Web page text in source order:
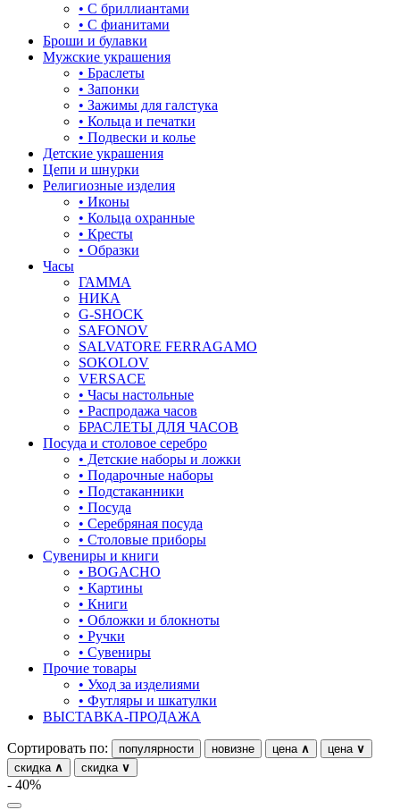
корона
кошки
круг (шар)
крылья и перья
листья
ловец снов
лошадки и единороги
лягушки
медведь
музыка
мышки
обереги
один камень
под гравировку
подкова
предметы
прямоугольник
птицы
растительный мир
ремни
ромб
рыбки
• С бриллиантами
• С фианитами
Броши и булавки
Мужские украшения
• Браслеты
• Запонки
• Зажимы для галстука
• Кольца и печатки
• Подвески и колье
Детские украшения
Цепи и шнурки
Религиозные изделия
• Иконы
• Кольца охранные
• Кресты
• Образки
Часы
ГАММА
НИКА
G-SHOCK
SAFONOV
SALVATORE FERRAGAMO
SOKOLOV
VERSACE
• Часы настольные
• Распродажа часов
БРАСЛЕТЫ ДЛЯ ЧАСОВ
Посуда и столовое серебро
• Детские наборы и ложки
• Подарочные наборы
• Подстаканники
• Посуда
• Серебряная посуда
• Столовые приборы
Сувениры и книги
• BOGACHO
• Картины
• Книги
• Обложки и блокноты
• Ручки
• Сувениры
Прочие товары
• Уход за изделиями
• Футляры и шкатулки
ВЫСТАВКА-ПРОДАЖА
Сортировать по: популярности новизне цена ∧ цена ∨
скидка ∧ скидка ∨
- 40%